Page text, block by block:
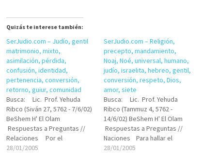
Quizás te interese también:
SerJudio.com – Judío, gentil
matrimonio, mixto,
asimilación, pérdida,
confusión, identidad,
pertenencia, conversión,
retorno, guiur, comunidad
Busca: Lic. Prof. Yehuda
Ribco (Siván 27, 5762 - 7/6/02)
BeShem H' El Olam
Respuestas a Preguntas //
Relaciones Por el
casamiento mixto... Claves:
28/01/2005
SerJudio.com – Religión,
precepto, mandamiento,
Noaj, Noé, universal, humano,
judío, israelita, hebreo, gentil,
conversión, respeto, Dios,
amor, siete
Busca: Lic. Prof. Yehuda
Ribco (Tammuz 4, 5762 -
14/6/02) BeShem H' El Olam
Respuestas a Preguntas //
Naciones Para hallar el
camino al sentido Claves:
28/01/2005